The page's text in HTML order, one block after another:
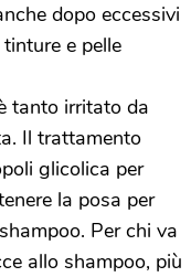
dopo eccessivi
e pelle
tanto irritato da
Il trattamento
glicolica per
la posa per
Per chi va
allo shampoo, più